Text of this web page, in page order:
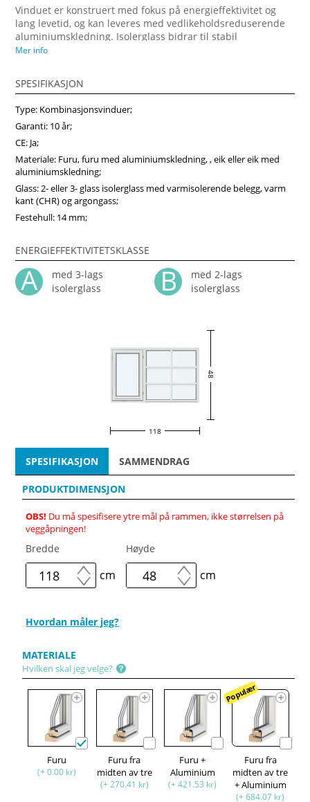
Vinduet er konstruert med fokus på energieffektivitet og
lang levetid, og kan leveres med vedlikeholdsreduserende
aluminiumskledning. Isolerglass bidrar til stabil
innetemperatur og bedre komfort gjennom hele året. Dette
og glass direkte i nettbutikken på vindupro.no og få et
Mer info
SPESIFIKASJON
Type: Kombinasjonsvinduer;
Garanti: 10 år;
CE: Ja;
Materiale: Furu, furu med aluminiumskledning, , eik eller eik med
aluminiumskledning;
Glass: 2- eller 3- glass isolerglass med varmisolerende belegg, varm
kant (CHR) og argongass;
Festehull: 14 mm;
ENERGIEFFEKTIVITETSKLASSE
med 3-lags
isolerglass
med 2-lags
isolerglass
48
118
SPESIFIKASJON SAMMENDRAG
PRODUKTDIMENSJON
OBS! Du må spesifisere ytre mål på rammen, ikke størrelsen på
veggåpningen!
Bredde
cm
Høyde
cm
Hvordan måler jeg?
MATERIALE
Hvilken skal jeg velge?
Furu
(+ 0.00 kr)
Furu fra
midten av tre
(+ 270.41 kr)
Furu +
Aluminium
(+ 421.53 kr)
Populær
Furu fra
midten av tre
+ Aluminium
(+ 684.07 kr)